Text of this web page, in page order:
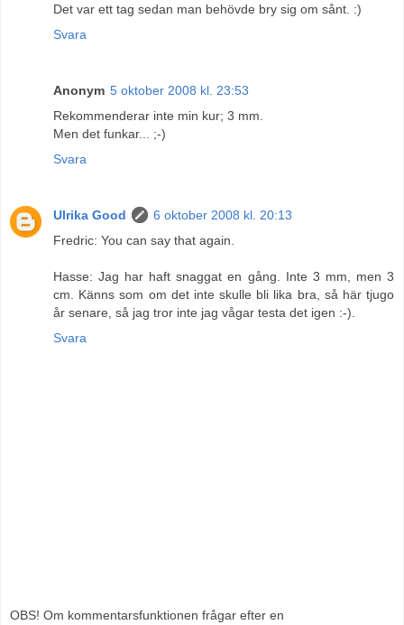
Det var ett tag sedan man behövde bry sig om sånt. :)
Svara
Anonym 5 oktober 2008 kl. 23:53
Rekommenderar inte min kur; 3 mm.
Men det funkar... ;-)
Svara
Ulrika Good
6 oktober 2008 kl. 20:13
Fredric: You can say that again.
Hasse: Jag har haft snaggat en gång. Inte 3 mm, men 3
cm. Känns som om det inte skulle bli lika bra, så här tjugo
år senare, så jag tror inte jag vågar testa det igen :-).
Svara
OBS! Om kommentarsfunktionen frågar efter en